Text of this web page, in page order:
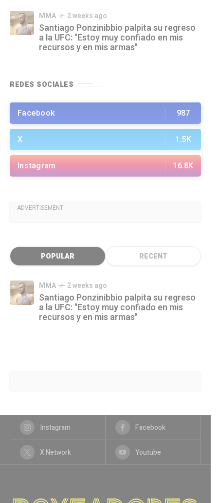
MMA 2 weeks ago
Santiago Ponzinibbio palpita su regreso
a la UFC: "Estoy muy confiado en mis
recursos y en mis armas"
REDES SOCIALES
Facebook 987
X 1.5K
Instagram 16.8K
ADVERTISEMENT
POPULAR RECENT
MMA 2 weeks ago
Santiago Ponzinibbio palpita su regreso
a la UFC: "Estoy muy confiado en mis
recursos y en mis armas"
Instagram Facebook
X Network Youtube